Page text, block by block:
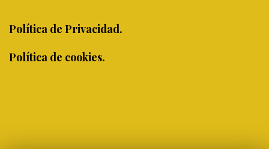
Política de Privacidad.
Política de cookies.